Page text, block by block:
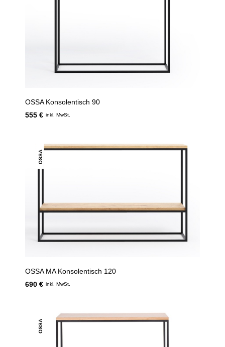
OSSA Konsolentisch 90
555 € inkl. MwSt.
OSSA
OSSA MA Konsolentisch 120
690 € inkl. MwSt.
OSSA